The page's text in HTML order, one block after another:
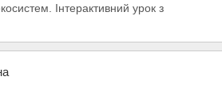
Інтерактивний урок з